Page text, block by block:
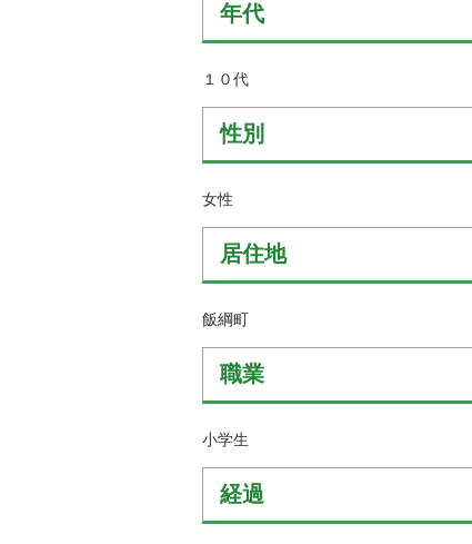
上下水道
ペット・動物
児童クラブ
ティスクール
年代
１０代
性別
女性
居住地
飯綱町
職業
小学生
経過